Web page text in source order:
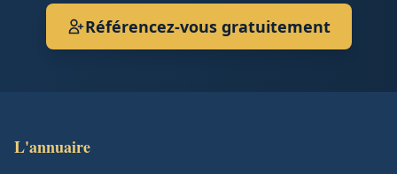
Référencez-vous gratuitement
L'annuaire